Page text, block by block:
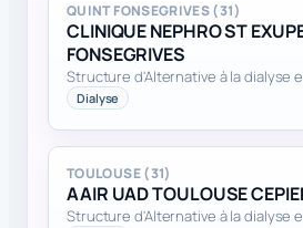
QUINT FONSEGRIVES (31)
CLINIQUE NEPHRO ST
FONSEGRIVES
Structure d'Alternative à la dialyse
Dialyse
TOULOUSE (31)
AAIR UAD TOULOUSE
Structure d'Alternative à la dialyse